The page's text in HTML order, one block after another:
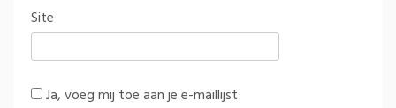
Site
Ja, voeg mij toe aan je e-maillijst